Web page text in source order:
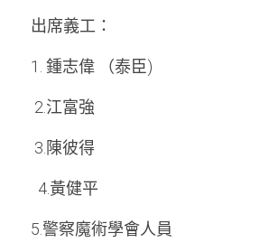
出席義工：
1. 鍾志偉 （泰臣)
2.江富強
3.陳彼得
  4.黃健平
5.警察魔術學會人員